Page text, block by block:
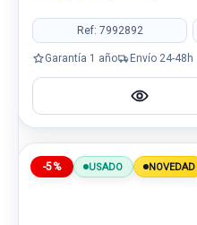
Ref: 7992892
Garantía 1 año Envío 24-48h
-5% USADO NOVEDAD